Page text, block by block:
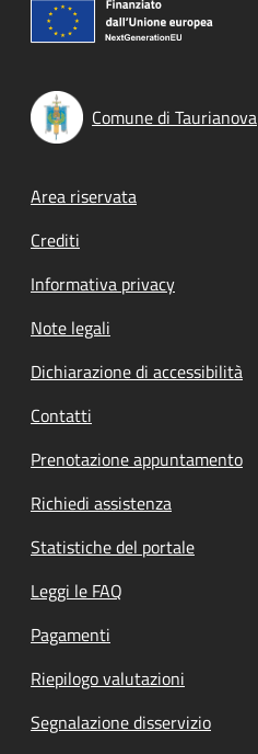
Comune di Taurianova
Footer menu
Area riservata
Crediti
Informativa privacy
Note legali
Dichiarazione di accessibilità
Contatti
Prenotazione appuntamento
Richiedi assistenza
Statistiche del portale
Leggi le FAQ
Pagamenti
Riepilogo valutazioni
Segnalazione disservizio